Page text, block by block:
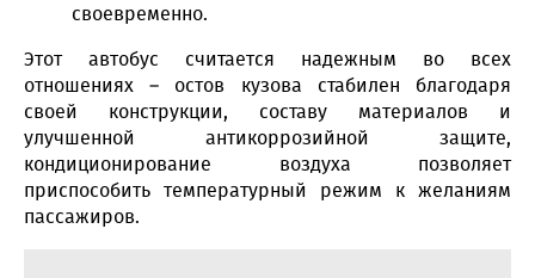
своевременно.
Этот автобус считается надежным во всех
отношениях – остов кузова стабилен благодаря
своей конструкции, составу материалов и
улучшенной антикоррозийной защите,
кондиционирование воздуха позволяет
приспособить температурный режим к желаниям
пассажиров.